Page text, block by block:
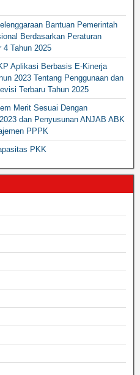
Bantuan Pemerintah
Berdasarkan Peraturan
4 Tahun 2025
Aplikasi Berbasis E-Kinerja
2023 Tentang Penggunaan dan
Terbaru Tahun 2025
Merit Sesuai Dengan
dan Penyusunan ANJAB ABK
PPPK
PKK